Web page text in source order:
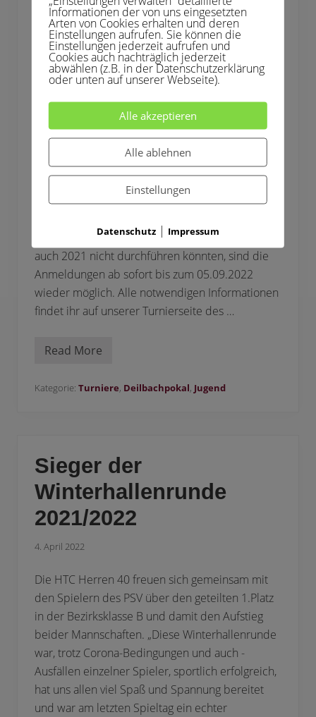
4
23. Deilbachpokel im
Jahr 2022
21. Juli 2022
Liebe Tennisfreunde, wir freuen uns, dieses Jahr
endlich den 23. Deilbachpokal auf unserer
Platzanlage ausrichten zu können. Nachdem wir
aufgrund der Corona-Pandemie absagen und
auch 2021 nicht durchführen könnten, sind die
Anmeldungen ab sofort bis zum 05.09.2022
wieder möglich. Alle notwendigen Informationen
findet ihr auf unserer Turnierseite des …
2
D
h
p
o
k
e
l
m
h
r
2
0
2
2
Read More
Kategorie: Turniere, Deilbach­pokal, Jugend
Sieger der
Winterhallenrunde
2021/2022
4. April 2022
Die HTC Herren 40 freuen sich gemeinsam mit
den Spielern des PSV über den geteilten 1.Platz
in der Bezirksklasse B und damit den Aufstieg
beider Mannschaften. „Diese Winterhallenrunde
war, trotz Corona-Bedingungen und auch -
Ausfällen einzelner Spieler, sportlich erfolgreich,
hat uns allen viel Spaß und Spannung bereitet
und war am letzten Spieltag ein echter
Informationen der von uns eingesetzten
Arten von Cookies erhalten und deren
Einstellungen aufrufen. Sie können die
Einstellungen jederzeit aufrufen und
Cookies auch nachträglich jederzeit
abwählen (z.B. in der Datenschutzerklärung
oder unten auf unserer Webseite).
Alle akzeptieren
Alle ablehnen
Einstellungen
Datenschutz| Impressum